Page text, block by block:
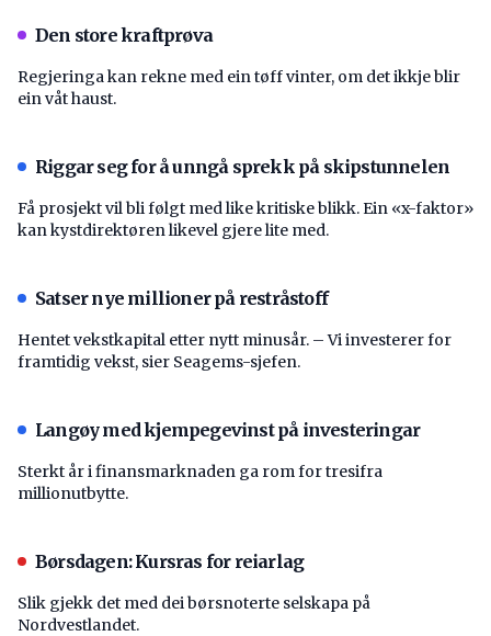
Den store kraftprøva
Regjeringa kan rekne med ein tøff vinter, om det ikkje blir
ein våt haust.
Riggar seg for å unngå sprekk på skipstunnelen
Få prosjekt vil bli følgt med like kritiske blikk. Ein «x-faktor»
kan kystdirektøren likevel gjere lite med.
Satser nye millioner på restråstoff
Hentet vekstkapital etter nytt minusår. – Vi investerer for
framtidig vekst, sier Seagems-sjefen.
Langøy med kjempegevinst på investeringar
Sterkt år i finansmarknaden ga rom for tresifra
millionutbytte.
Børsdagen: Kursras for reiarlag
Slik gjekk det med dei børsnoterte selskapa på
Nordvestlandet.